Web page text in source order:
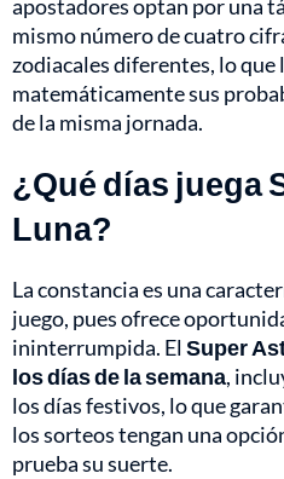
apostadores optan por una
mismo número de cuatro
zodiacales diferentes, lo
matemáticamente sus
de la misma jornada.
¿Qué días juega
Luna?
La constancia es una
juego, pues ofrece
ininterrumpida. ElSuper
los días de la semana,
los días festivos, lo que
los sorteos tengan una
prueba su suerte.